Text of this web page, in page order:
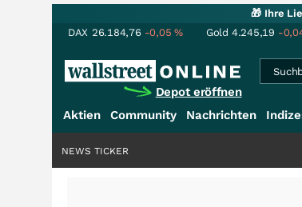
🎁 Ihre
DAX 26.184,76 -0,05% Gold 4.245,19 -
Depot eröffnen
Aktien Community Nachrichten
NEWS TICKER